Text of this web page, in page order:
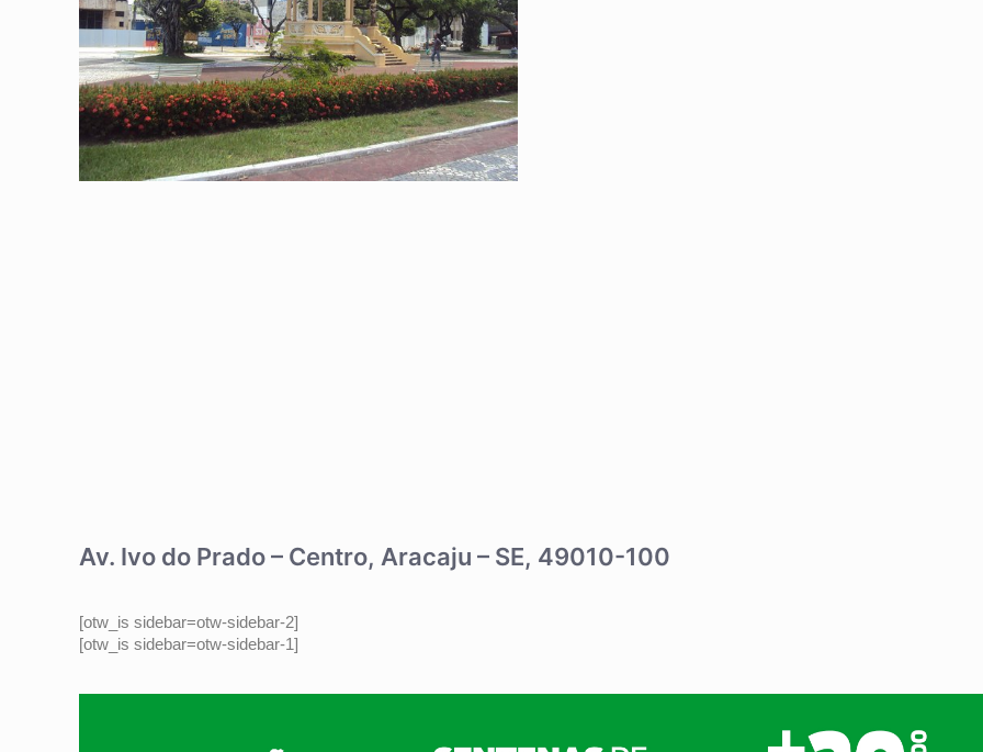
Av. Ivo do Prado – Centro, Aracaju – SE, 49010-100
[otw_is sidebar=otw-sidebar-2]
[otw_is sidebar=otw-sidebar-1]